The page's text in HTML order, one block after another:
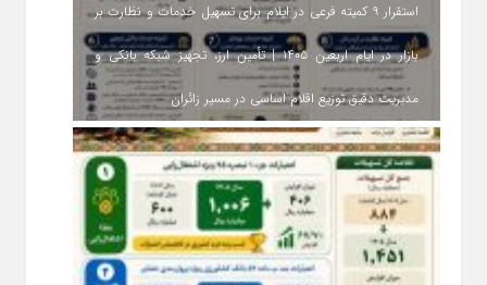
استقرار ۹ کمیته فرعی در ایلام برای تسهیل خدمات و نظارت بر
بازار در ایام اربعین ۱۴۰۵ | تأمین ارز، تجهیز شبکه بانکی و
مدیریت دقیق توزیع اقلام اساسی در مسیر زائران